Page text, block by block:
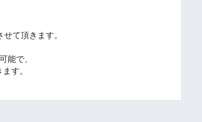
て頂きます。
能で、
す。